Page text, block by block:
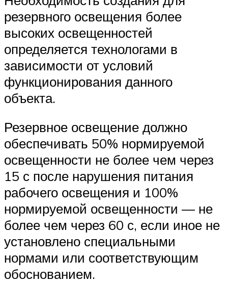
резервного освещения более
высоких освещенностей
определяется технологами в
зависимости от условий
функционирования данного
объекта.
Резервное освещение должно
обеспечивать 50% нормируемой
освещенности не более чем через
15 с после нарушения питания
рабочего освещения и 100%
нормируемой освещенности — не
более чем через 60 с, если иное не
установлено специальными
нормами или соответствующим
обоснованием.